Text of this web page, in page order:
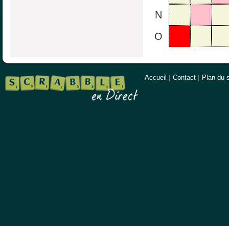
N
O
Accueil Contact Plan du